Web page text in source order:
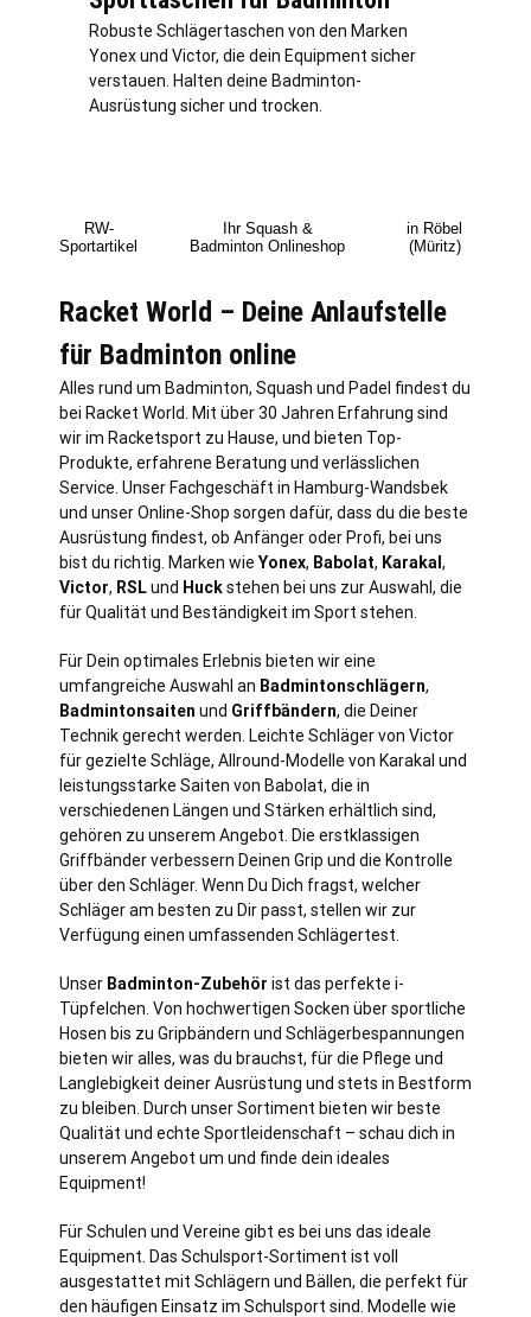
Robuste Schlägertaschen von den Marken
Yonex und Victor, die dein Equipment sicher
verstauen. Halten deine Badminton-
Ausrüstung sicher und trocken.
RW-
Sportartikel
Ihr Squash &
Badminton Onlineshop
in Röbel
(Müritz)
Racket World – Deine Anlaufstelle
für Badminton online
Alles rund um Badminton, Squash und Padel findest du
bei Racket World. Mit über 30 Jahren Erfahrung sind
wir im Racketsport zu Hause, und bieten Top-
Produkte, erfahrene Beratung und verlässlichen
Service. Unser Fachgeschäft in Hamburg-Wandsbek
und unser Online-Shop sorgen dafür, dass du die beste
Ausrüstung findest, ob Anfänger oder Profi, bei uns
bist du richtig. Marken wie Yonex, Babolat, Karakal ,
Victor, RSLund Huckstehen bei uns zur Auswahl, die
für Qualität und Beständigkeit im Sport stehen.
Für Dein optimales Erlebnis bieten wir eine
umfangreiche Auswahl an Badmintonschlägern,
Badmintonsaiten und Griffbändern, die Deiner
Technik gerecht werden. Leichte Schläger von Victor
für gezielte Schläge, Allround-Modelle von Karakal und
leistungsstarke Saiten von Babolat, die in
verschiedenen Längen und Stärken erhältlich sind,
gehören zu unserem Angebot. Die erstklassigen
Griffbänder verbessern Deinen Grip und die Kontrolle
über den Schläger. Wenn Du Dich fragst, welcher
Schläger am besten zu Dir passt, stellen wir zur
Verfügung einen umfassenden Schlägertest.
Unser Badminton-Zubehör ist das perfekte i-
Tüpfelchen. Von hochwertigen Socken über sportliche
Hosen bis zu Gripbändern und Schlägerbespannungen
bieten wir alles, was du brauchst, für die Pflege und
Langlebigkeit deiner Ausrüstung und stets in Bestform
zu bleiben. Durch unser Sortiment bieten wir beste
Qualität und echte Sportleidenschaft – schau dich in
unserem Angebot um und finde dein ideales
Equipment!
Für Schulen und Vereine gibt es bei uns das ideale
Equipment. Das Schulsport-Sortiment ist voll
ausgestattet mit Schlägern und Bällen, die perfekt für
den häufigen Einsatz im Schulsport sind. Modelle wie